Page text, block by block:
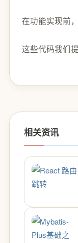
在功能实现前
这些代码我们
相关资讯